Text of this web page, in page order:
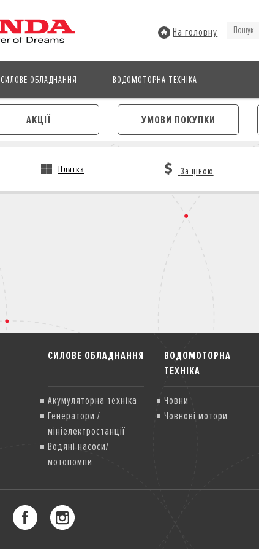
На головну
СИЛОВЕ ОБЛАДНАННЯ ВОДОМОТОРНА ТЕХНІКА
АКЦІЇ УМОВИ ПОКУПКИ
Плитка За ціною
СИЛОВЕ ОБЛАДНАННЯ
Акумуляторна техніка
Генератори /
мініелектростанції
Водяні насоси/
мотопомпи
Газонокосарки
Мультисистема
Снігоприбиральники
ВОДОМОТОРНА
ТЕХНІКА
Човни
Човнові мотори